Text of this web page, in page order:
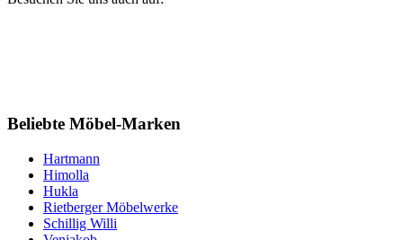
Beliebte Möbel-Marken
Hartmann
Himolla
Hukla
Rietberger Möbelwerke
Schillig Willi